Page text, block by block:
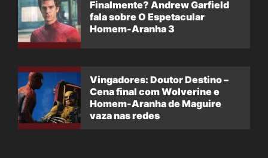
Finalmente? Andrew Garfield
fala sobre O Espetacular
Homem-Aranha 3
Vingadores: Doutor Destino –
Cena final com Wolverine e
Homem-Aranha de Maguire
vaza nas redes